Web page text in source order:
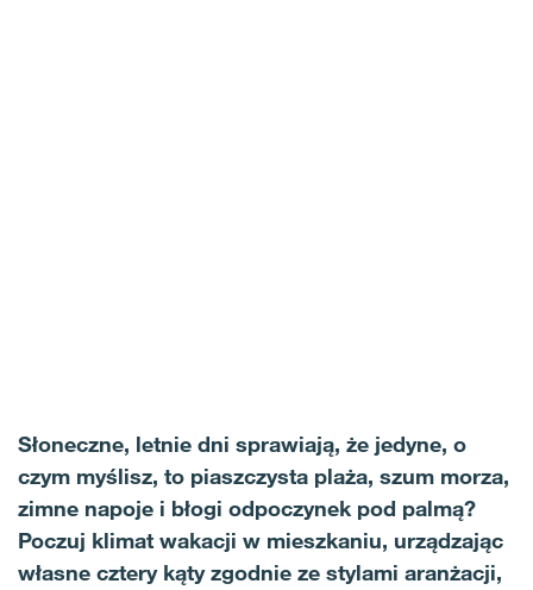
Słoneczne, letnie dni sprawiają, że jedyne, o
czym myślisz, to piaszczysta plaża, szum morza,
zimne napoje i błogi odpoczynek pod palmą?
Poczuj klimat wakacji w mieszkaniu, urządzając
własne cztery kąty zgodnie ze stylami aranżacji,